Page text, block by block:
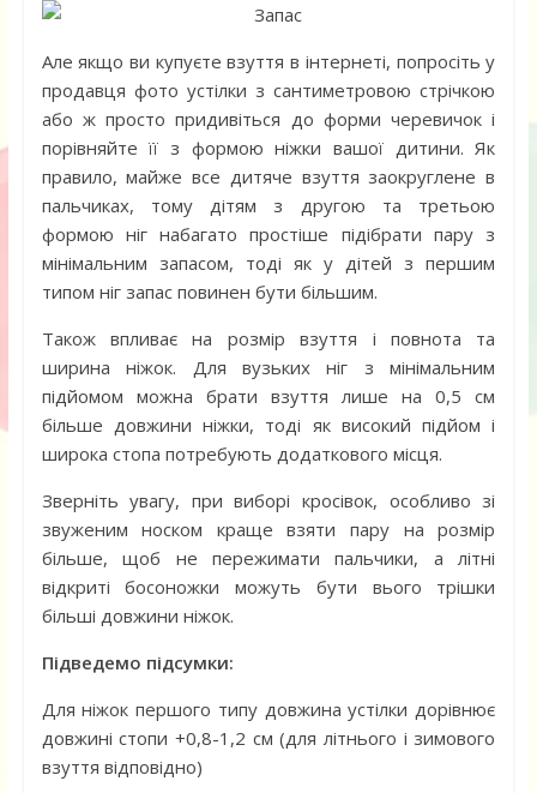
Але якщо ви купуєте взуття в інтернеті, попросіть у
продавця фото устілки з сантиметровою стрічкою
або ж просто придивіться до форми черевичок і
порівняйте її з формою ніжки вашої дитини. Як
правило, майже все дитяче взуття заокруглене в
пальчиках, тому дітям з другою та третьою
формою ніг набагато простіше підібрати пару з
мінімальним запасом, тоді як у дітей з першим
типом ніг запас повинен бути більшим.
Також впливає на розмір взуття і повнота та
ширина ніжок. Для вузьких ніг з мінімальним
підйомом можна брати взуття лише на 0,5 см
більше довжини ніжки, тоді як високий підйом і
широка стопа потребують додаткового місця.
Зверніть увагу, при виборі кросівок, особливо зі
звуженим носком краще взяти пару на розмір
більше, щоб не пережимати пальчики, а літні
відкриті босоножки можуть бути вього трішки
більші довжини ніжок.
Підведемо підсумки:
Для ніжок першого типу довжина устілки дорівнює
довжині стопи +0,8-1,2 см (для літнього і зимового
взуття відповідно)